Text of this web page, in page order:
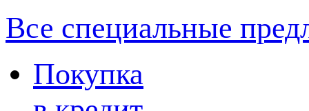
Все специальные
Покупка